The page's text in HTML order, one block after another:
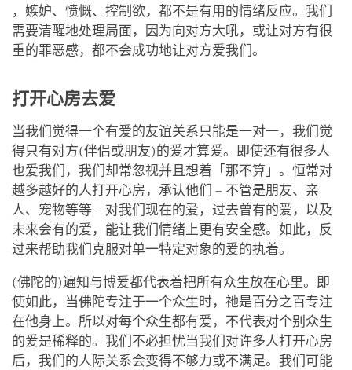
，嫉妒、愤慨、控制欲，都不是有用的情绪反应。我们
需要清醒地处理局面，因为向对方大吼，或让对方有很
重的罪恶感，都不会成功地让对方爱我们。
打开心房去爱
当我们觉得一个有爱的友谊关系只能是一对一，我们觉
得只有对方(伴侣或朋友)的爱才算爱。即使还有很多人
也爱我们，我们却常忽视并且想着「那不算」。恒常对
越多越好的人打开心房，承认他们 – 不管是朋友、亲
人、宠物等等 – 对我们现在的爱，过去曾有的爱，以及
未来会有的爱，能让我们情绪上更有安全感。如此，反
过来帮助我们克服对单一特定对象的爱的执着。
(佛陀的)遍知与博爱都代表着把所有众生放在心里。即
使如此，当佛陀专注于一个众生时，祂是百分之百专注
在他身上。所以对每个众生都有爱，不代表对个别众生
的爱是稀释的。我们不必担忧当我们对许多人打开心房
后，我们的人际关系会变得不够力或不满足。我们可能